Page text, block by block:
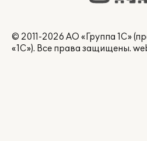
© 2011-2026 АО «Группа 1С»
«1С»). Все права защищены.